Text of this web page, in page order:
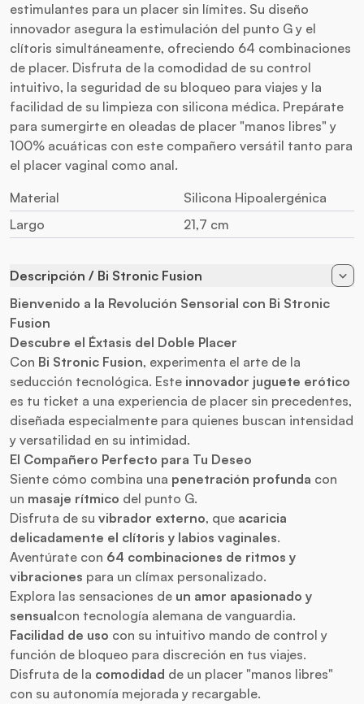
estimulantes para un placer sin límites. Su diseño
innovador asegura la estimulación del punto G y el
clítoris simultáneamente, ofreciendo 64 combinaciones
de placer. Disfruta de la comodidad de su control
intuitivo, la seguridad de su bloqueo para viajes y la
facilidad de su limpieza con silicona médica. Prepárate
para sumergirte en oleadas de placer "manos libres" y
100% acuáticas con este compañero versátil tanto para
el placer vaginal como anal.
Material
Silicona Hipoalergénica
Largo
21,7 cm
Descripción / Bi Stronic Fusion
Bienvenido a la Revolución Sensorial con Bi Stronic
Fusion
Descubre el Éxtasis del Doble Placer
Con Bi Stronic Fusion, experimenta el arte de la
seducción tecnológica. Este innovador juguete erótico
es tu ticket a una experiencia de placer sin precedentes,
diseñada especialmente para quienes buscan intensidad
y versatilidad en su intimidad.
El Compañero Perfecto para Tu Deseo
Siente cómo combina una penetración profunda con
un masaje rítmico del punto G.
Disfruta de su vibrador externo, que acaricia
delicadamente el clítoris y labios vaginales.
Aventúrate con 64 combinaciones de ritmos y
vibraciones para un clímax personalizado.
Explora las sensaciones de un amor apasionado y
sensualcon tecnología alemana de vanguardia.
Facilidad de uso con su intuitivo mando de control y
función de bloqueo para discreción en tus viajes.
Disfruta de la comodidad de un placer "manos libres"
con su autonomía mejorada y recargable.